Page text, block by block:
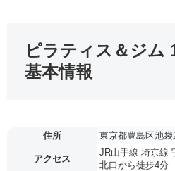
ピラティス＆ジム
基本情報
住所 東京都豊島区池
アクセス
JR山手線 埼京線
北口から徒歩4分